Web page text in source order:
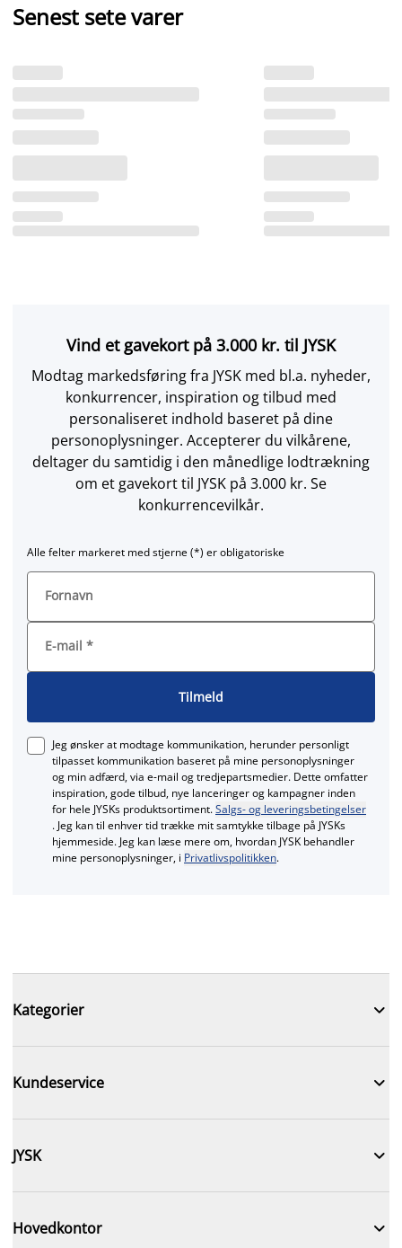
Senest sete varer
Vind et gavekort på 3.000 kr. til JYSK
Modtag markedsføring fra JYSK med bl.a. nyheder,
konkurrencer, inspiration og tilbud med
personaliseret indhold baseret på dine
personoplysninger. Accepterer du vilkårene,
deltager du samtidig i den månedlige lodtrækning
om et gavekort til JYSK på 3.000 kr. Se
konkurrencevilkår.
Alle felter markeret med stjerne (*) er obligatoriske
Fornavn
E-mail *
Tilmeld
Jeg ønsker at modtage kommunikation, herunder personligt
tilpasset kommunikation baseret på mine personoplysninger
og min adfærd, via e‑mail og tredjepartsmedier. Dette omfatter
inspiration, gode tilbud, nye lanceringer og kampagner inden
for hele JYSKs produktsortiment.Salgs- og leveringsbetingelser
. Jeg kan til enhver tid trække mit samtykke tilbage på JYSKs
hjemmeside. Jeg kan læse mere om, hvordan JYSK behandler
mine personoplysninger, i Privatlivspolitikken.
Kategorier 
Kundeservice 
JYSK 
Hovedkontor 